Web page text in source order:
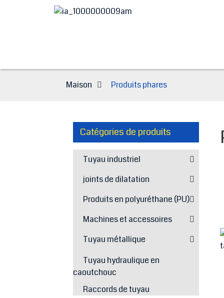
Maison Produits phares
Catégories de produits
Tuyau industriel
joints de dilatation
Produits en polyuréthane (PU)
Machines et accessoires
Tuyau métallique
Tuyau hydraulique en
caoutchouc
Raccords de tuyau